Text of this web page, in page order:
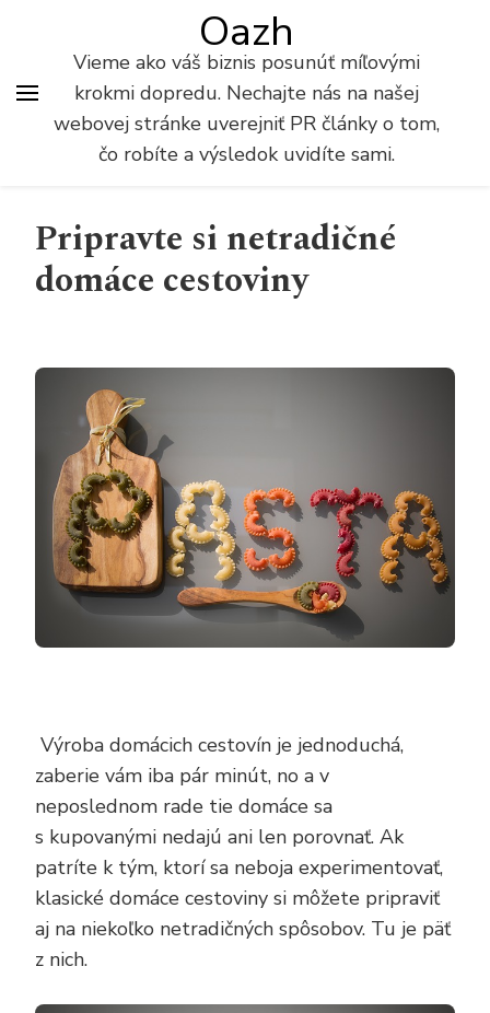
Oazh
Vieme ako váš biznis posunúť míľovými
krokmi dopredu. Nechajte nás na našej
webovej stránke uverejniť PR články o tom,
čo robíte a výsledok uvidíte sami.
Pripravte si netradičné
domáce cestoviny
Výroba domácich cestovín je jednoduchá,
zaberie vám iba pár minút, no a v
neposlednom rade tie domáce sa
s kupovanými nedajú ani len porovnať. Ak
patríte k tým, ktorí sa neboja experimentovať,
klasické domáce cestoviny si môžete pripraviť
aj na niekoľko netradičných spôsobov. Tu je päť
z nich.